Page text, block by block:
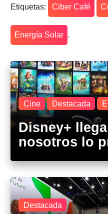
Etiquetas: Ciber Café
Energía Solar .
Cine Destacada
Disney+
nosotros lo
Destacada